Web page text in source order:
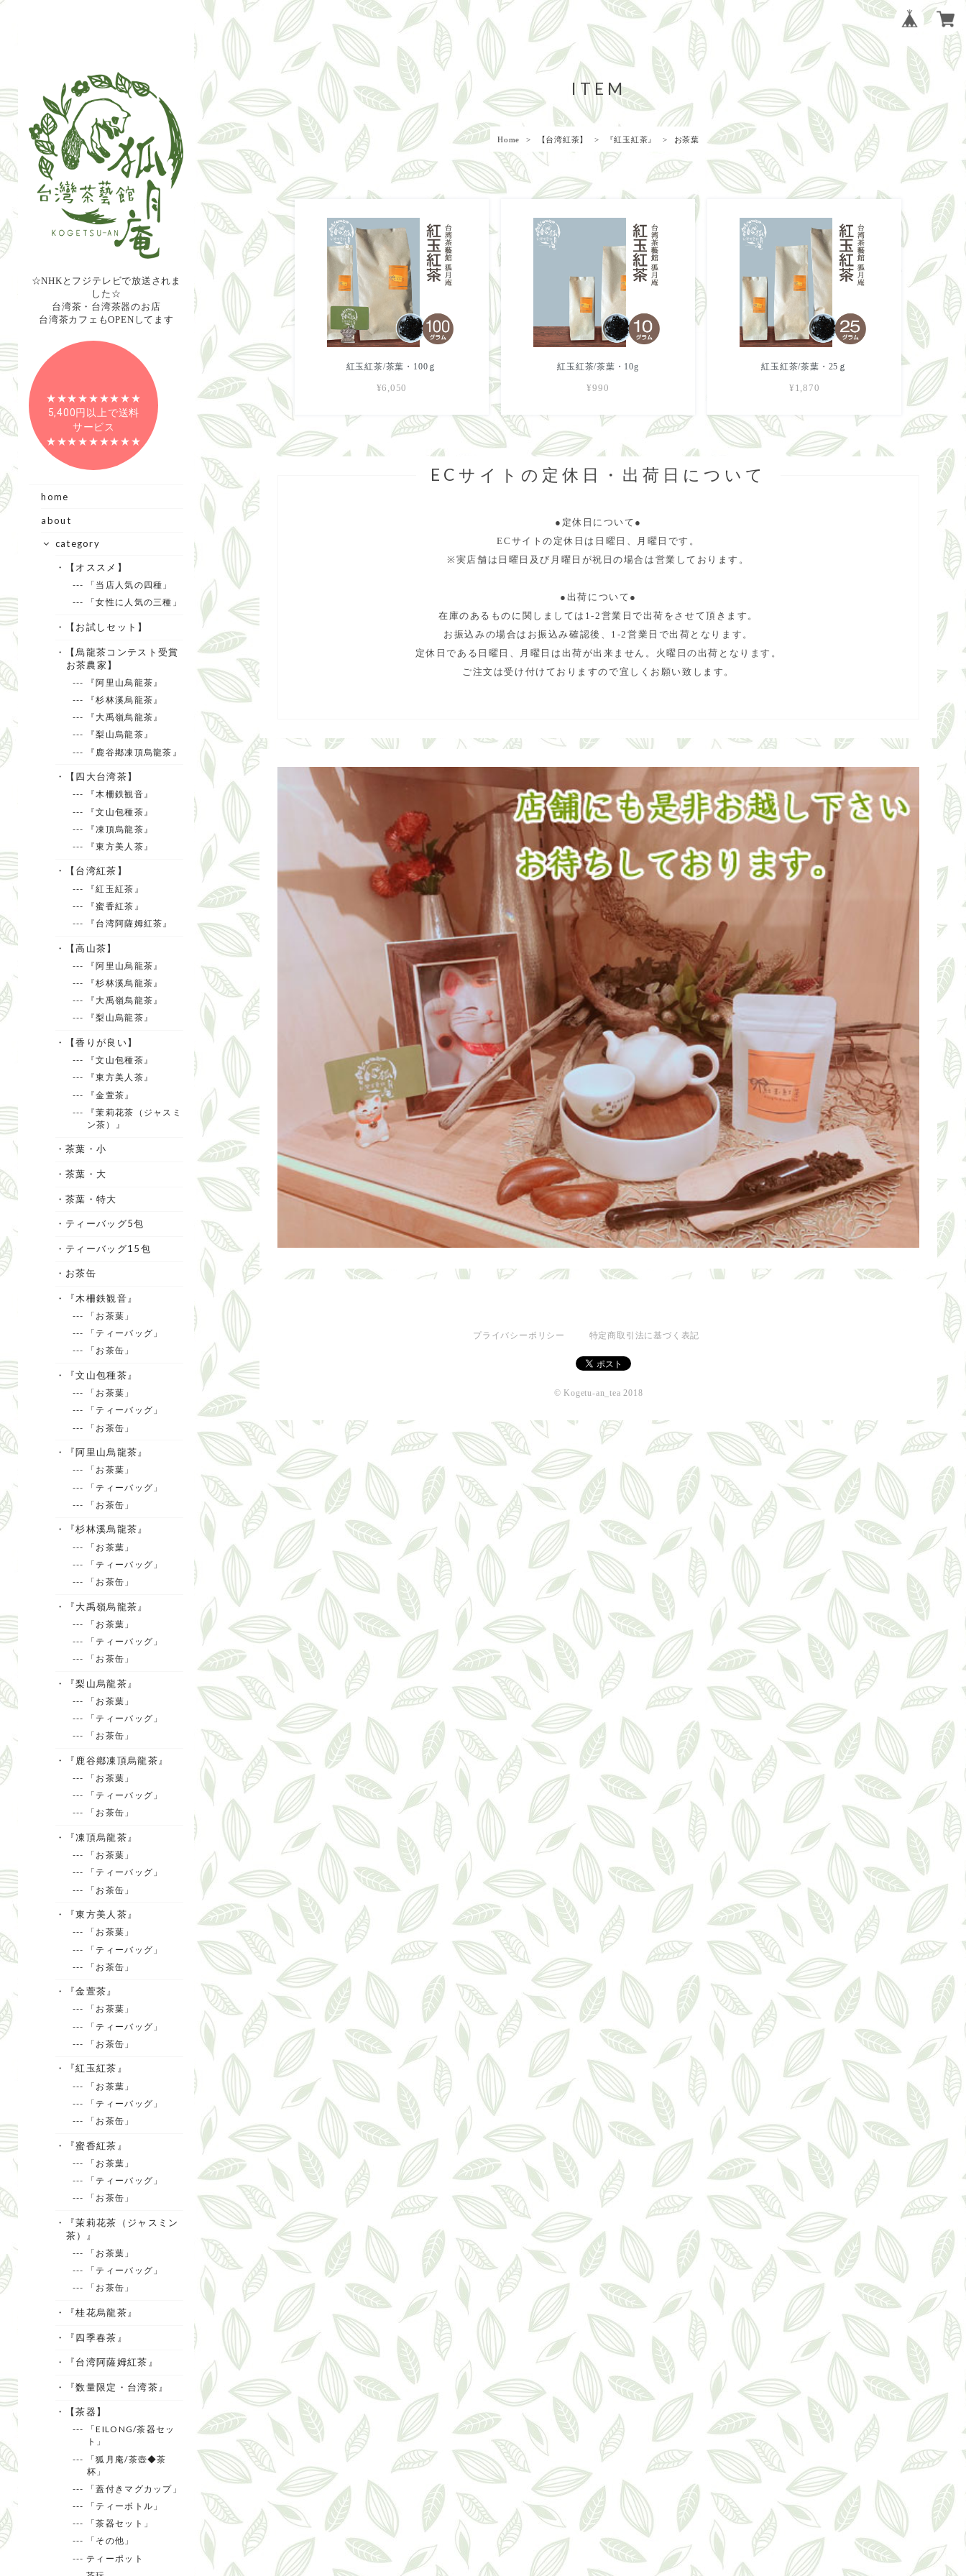
☆NHKとフジテレビで放送されま
した☆
台湾茶・台湾茶器のお店
台湾茶カフェもOPENしてます
★★★★★★★★★
5,400円以上で送料
サービス
★★★★★★★★★
home
about
category
・【オススメ】
--- 「当店人気の四種」
--- 「女性に人気の三種」
・【お試しセット】
・【烏龍茶コンテスト受賞
お茶農家】
--- 『阿里山烏龍茶』
--- 『杉林溪烏龍茶』
--- 『大禹嶺烏龍茶』
--- 『梨山烏龍茶』
--- 『鹿谷鄕凍頂烏龍茶』
・【四大台湾茶】
--- 『木柵鉄観音』
--- 『文山包種茶』
--- 『凍頂烏龍茶』
--- 『東方美人茶』
・【台湾紅茶】
--- 『紅玉紅茶』
--- 『蜜香紅茶』
--- 『台湾阿薩姆紅茶』
・【高山茶】
--- 『阿里山烏龍茶』
--- 『杉林溪烏龍茶』
--- 『大禹嶺烏龍茶』
--- 『梨山烏龍茶』
・【香りが良い】
--- 『文山包種茶』
--- 『東方美人茶』
--- 『金萱茶』
--- 『茉莉花茶（ジャスミ
ン茶）』
・茶葉・小
・茶葉・大
・茶葉・特大
・ティーバッグ5包
・ティーバッグ15包
・お茶缶
・『木柵鉄観音』
--- 「お茶葉」
--- 「ティーバッグ」
--- 「お茶缶」
・『文山包種茶』
--- 「お茶葉」
--- 「ティーバッグ」
--- 「お茶缶」
・『阿里山烏龍茶』
--- 「お茶葉」
--- 「ティーバッグ」
--- 「お茶缶」
・『杉林溪烏龍茶』
--- 「お茶葉」
--- 「ティーバッグ」
--- 「お茶缶」
・『大禹嶺烏龍茶』
--- 「お茶葉」
--- 「ティーバッグ」
--- 「お茶缶」
・『梨山烏龍茶』
--- 「お茶葉」
--- 「ティーバッグ」
--- 「お茶缶」
・『鹿谷鄕凍頂烏龍茶』
--- 「お茶葉」
--- 「ティーバッグ」
--- 「お茶缶」
・『凍頂烏龍茶』
--- 「お茶葉」
--- 「ティーバッグ」
--- 「お茶缶」
・『東方美人茶』
--- 「お茶葉」
--- 「ティーバッグ」
--- 「お茶缶」
・『金萱茶』
--- 「お茶葉」
--- 「ティーバッグ」
--- 「お茶缶」
・『紅玉紅茶』
--- 「お茶葉」
--- 「ティーバッグ」
--- 「お茶缶」
・『蜜香紅茶』
--- 「お茶葉」
--- 「ティーバッグ」
--- 「お茶缶」
・『茉莉花茶（ジャスミン
茶）』
--- 「お茶葉」
--- 「ティーバッグ」
--- 「お茶缶」
・『桂花烏龍茶』
・『四季春茶』
・『台湾阿薩姆紅茶』
・『数量限定・台湾茶』
・【茶器】
--- 「EILONG/茶器セッ
ト」
--- 「狐月庵/茶壺◆茶
杯」
--- 「蓋付きマグカップ」
--- 「ティーボトル」
--- 「茶器セット」
--- 「その他」
--- ティーポット
ITEM
Home 【台湾紅茶】 『紅玉紅茶』 お茶葉
紅玉紅茶/茶葉・100ｇ
¥6,050
紅玉紅茶/茶葉・10g
¥990
紅玉紅茶/茶葉・25ｇ
¥1,870
ECサイトの定休日・出荷日について
●定休日について●
ECサイトの定休日は日曜日、月曜日です。
※実店舗は日曜日及び月曜日が祝日の場合は営業しております。
●出荷について●
在庫のあるものに関しましては1-2営業日で出荷をさせて頂きます。
お振込みの場合はお振込み確認後、1-2営業日で出荷となります。
定休日である日曜日、月曜日は出荷が出来ません。火曜日の出荷となります。
ご注文は受け付けておりますので宜しくお願い致します。
プライバシーポリシー 特定商取引法に基づく表記
© Kogetu-an_tea 2018